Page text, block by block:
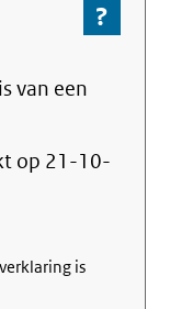
?
Ga
over
van een
op 21-10-
is